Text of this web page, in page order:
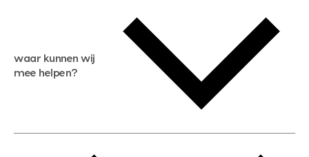
waar kunnen wij
mee helpen?